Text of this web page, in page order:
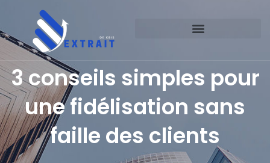
3 conseils simples pour
une fidélisation sans
faille des clients